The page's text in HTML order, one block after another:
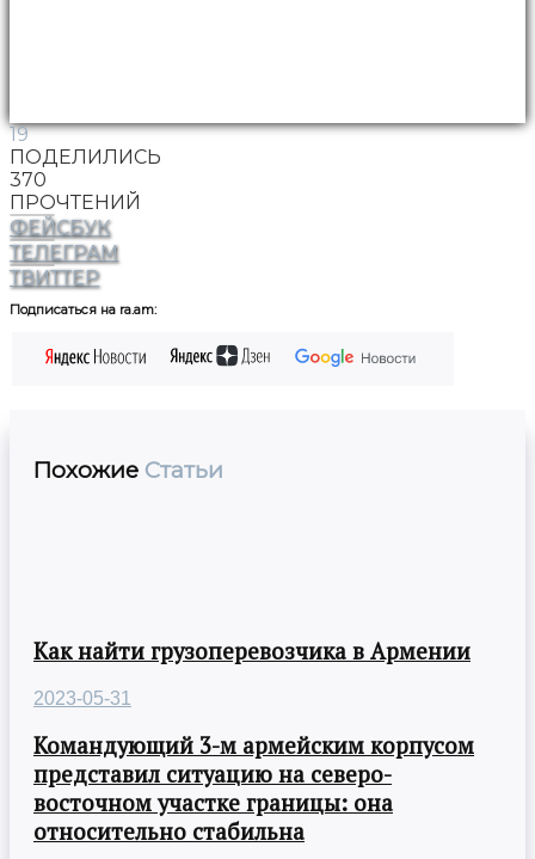
19
ПОДЕЛИЛИСЬ
370
ПРОЧТЕНИЙ
ФЕЙСБУК
ТЕЛЕГРАМ
ТВИТТЕР
Подписаться на ra.am:
Похожие Статьи
Как найти грузоперевозчика в Армении
2023-05-31
Командующий 3-м армейским корпусом
представил ситуацию на северо-
восточном участке границы: она
относительно стабильна